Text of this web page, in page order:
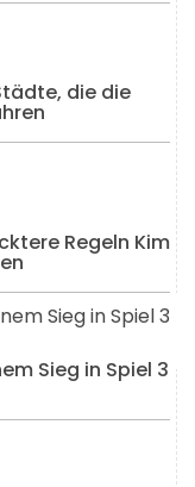
die die
Regeln Kim
Sieg in Spiel 3